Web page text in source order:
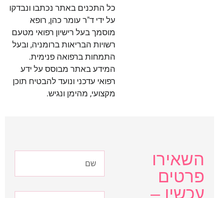
כל התכנים באתר נכתבו ונבדקו
על ידי ד"ר עומר כהן, רופא
מוסמך בעל רישיון רפואי מטעם
רשויות הבריאות ברומניה, ובעל
התמחות ברפואה פנימית.
המידע באתר מבוסס על ידע
רפואי עדכני ונועד להבטיח תוכן
מקצועי, מהימן ונגיש.
השאירו
פרטים
עכשיו –